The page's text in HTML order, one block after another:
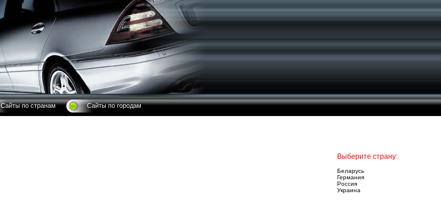
Сайты по странам Сайты по городам
Выберите страну:
Беларусь
Германия
Россия
Украина